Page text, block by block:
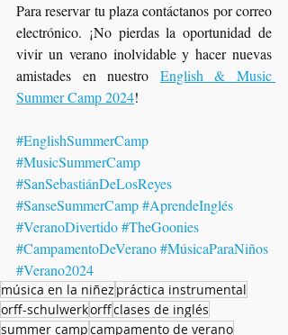
Para reservar tu plaza contáctanos por correo
electrónico. ¡No pierdas la oportunidad de
vivir un verano inolvidable y hacer nuevas
amistades en nuestro English & Music
Summer Camp 2024!
#EnglishSummerCamp
#MusicSummerCamp
#SanSebastiánDeLosReyes
#SanseSummerCamp#AprendeInglés
#VeranoDivertido#TheGoonies
#CampamentoDeVerano#MúsicaParaNiños
#Verano2024
música en la niñez práctica instrumental
orff-schulwerkorffclases de inglés
summer campcampamento de verano